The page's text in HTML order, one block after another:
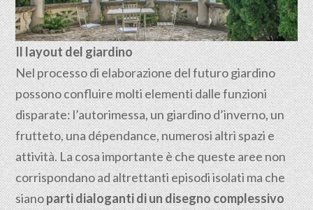
Il layout del giardino
Nel processo di elaborazione del futuro giardino
possono confluire molti elementi dalle funzioni
disparate: l’autorimessa, un giardino d’inverno, un
frutteto, una dépendance, numerosi altri spazi e
attività. La cosa importante è che queste aree non
corrispondano ad altrettanti episodi isolati ma che
sianoparti dialoganti di un disegno complessivo